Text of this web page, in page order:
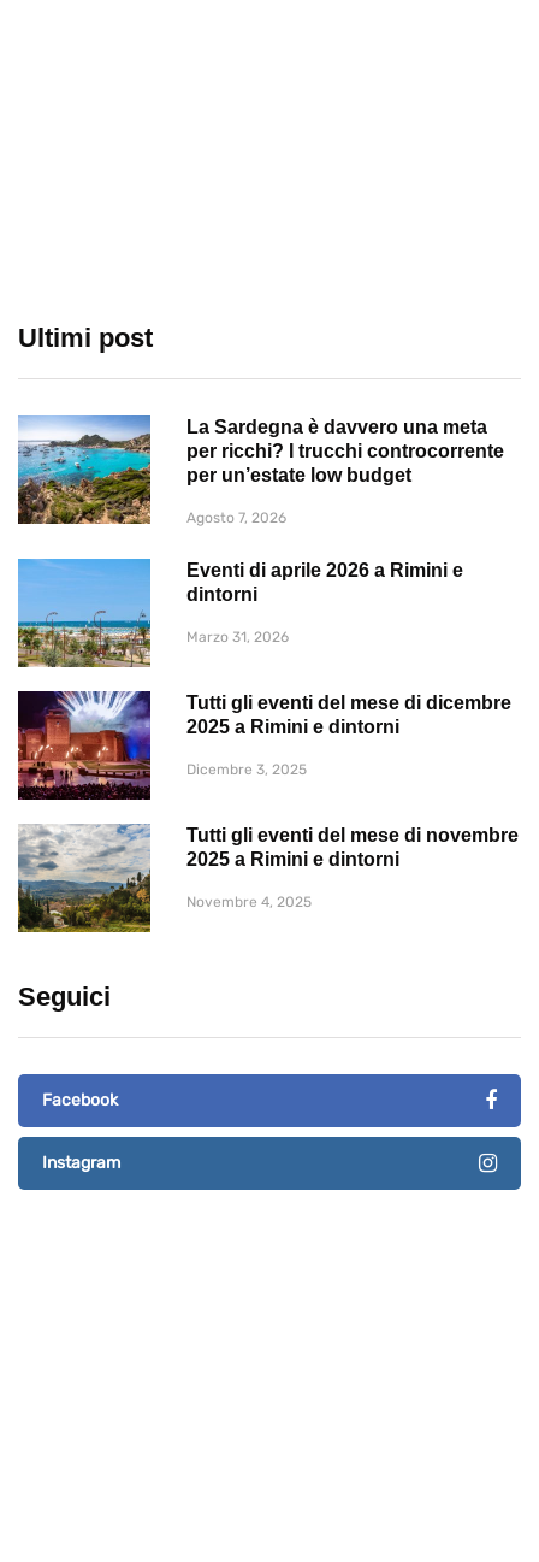
Ultimi post
La Sardegna è davvero una meta
per ricchi? I trucchi controcorrente
per un’estate low budget
Agosto 7, 2026
Eventi di aprile 2026 a Rimini e
dintorni
Marzo 31, 2026
Tutti gli eventi del mese di dicembre
2025 a Rimini e dintorni
Dicembre 3, 2025
Tutti gli eventi del mese di novembre
2025 a Rimini e dintorni
Novembre 4, 2025
Seguici
Facebook
Instagram